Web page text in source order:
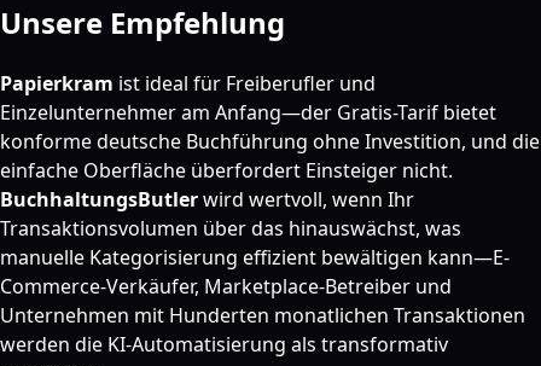
Unsere Empfehlung
Papierkram ist ideal für Freiberufler und
Einzelunternehmer am Anfang—der Gratis-Tarif bietet
konforme deutsche Buchführung ohne Investition, und die
einfache Oberfläche überfordert Einsteiger nicht.
BuchhaltungsButlerwird wertvoll, wenn Ihr
Transaktionsvolumen über das hinauswächst, was
manuelle Kategorisierung effizient bewältigen kann—E-
Commerce-Verkäufer, Marketplace-Betreiber und
Unternehmen mit Hunderten monatlichen Transaktionen
werden die KI-Automatisierung als transformativ